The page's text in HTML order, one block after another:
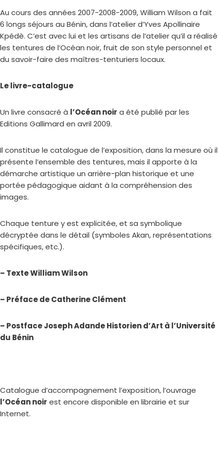
Au cours des années 2007-2008-2009, William Wilson a fait
6 longs séjours au Bénin, dans l’atelier d’Yves Apollinaire
Kpédè. C’est avec lui et les artisans de l’atelier qu’il a réalisé
les tentures de l’Océan noir, fruit de son style personnel et
du savoir-faire des maîtres-tenturiers locaux.
Le livre-catalogue
Un livre consacré à l’Océan noir a été publié par les
Editions Gallimard en avril 2009.
Il constitue le catalogue de l’exposition, dans la mesure où il
présente l’ensemble des tentures, mais il apporte à la
démarche artistique un arrière-plan historique et une
portée pédagogique aidant à la compréhension des
images.
Chaque tenture y est explicitée, et sa symbolique
décryptée dans le détail (symboles Akan, représentations
spécifiques, etc.).
– Texte William Wilson
– Préface de Catherine Clément
– Postface Joseph Adande Historien d’Art à l’Université
du Bénin
Catalogue d’accompagnement l’exposition, l’ouvrage
l’Océan noir est encore disponible en librairie et sur
Internet.